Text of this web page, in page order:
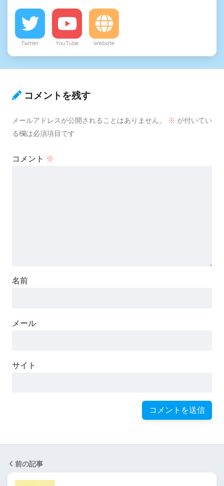
Twitter YouTube Website
コメントを残す
メールアドレスが公開されることはありません。 ※ が付いてい
る欄は必須項目です
コメント ※
名前
メール
サイト
前の記事